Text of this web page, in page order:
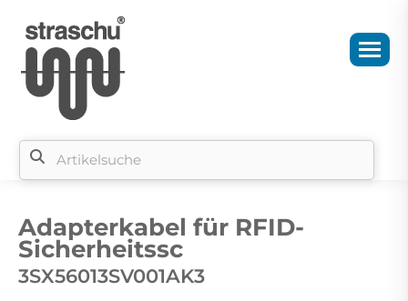
Adapterkabel für RFID-
Sicherheitssc
3SX56013SV001AK3